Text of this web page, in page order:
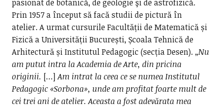
pasionat de botanică, de geologie şi de astrofizică.
Prin 1957 a început să facă studii de pictură în
atelier. A urmat cursurile Facultății de Matematică și
Fizică a Universității București, Școala Tehnică de
Arhitectură și Institutul Pedagogic (secția Desen). „Nu
am putut intra la Academia de Arte, din pricina
originii. […]Am intrat la ceea ce se numea Institutul
Pedagogic «Sorbona», unde am profitat foarte mult de
cei trei ani de atelier. Aceasta a fost adevărata mea